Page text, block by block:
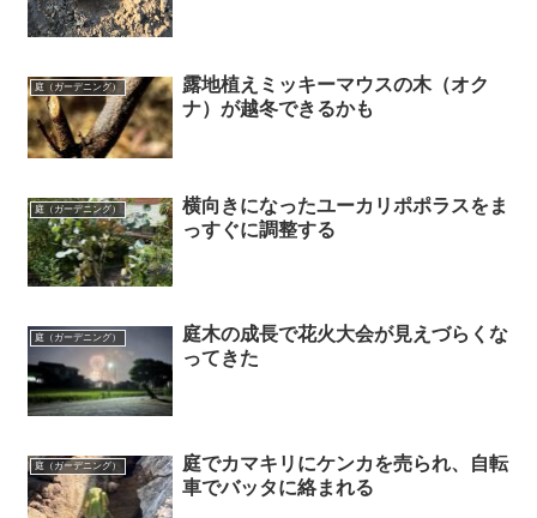
庭（ガーデニング）
露地植えミッキーマウスの木（オク
ナ）が越冬できるかも
庭（ガーデニング）
横向きになったユーカリポポラスをま
っすぐに調整する
庭（ガーデニング）
庭木の成長で花火大会が見えづらくな
ってきた
庭（ガーデニング）
庭でカマキリにケンカを売られ、自転
車でバッタに絡まれる